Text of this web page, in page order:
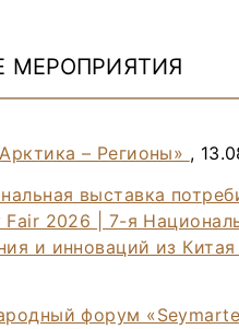
– Регионы» ,
выставка
Fair 2026 | 7-я
и инноваций из
форум